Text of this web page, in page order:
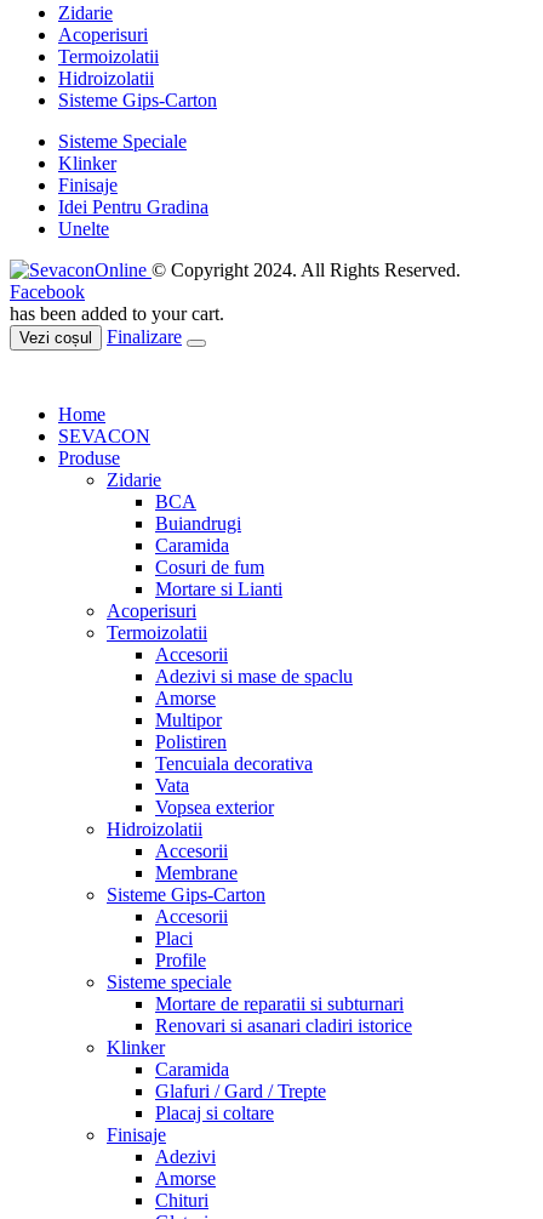
Zidarie
Acoperisuri
Termoizolatii
Hidroizolatii
Sisteme Gips-Carton
Sisteme Speciale
Klinker
Finisaje
Idei Pentru Gradina
Unelte
© Copyright 2024. All Rights Reserved.
Facebook
has been added to your cart.
Vezi coșul Finalizare
Home
SEVACON
Produse
Zidarie
BCA
Buiandrugi
Caramida
Cosuri de fum
Mortare si Lianti
Acoperisuri
Termoizolatii
Accesorii
Adezivi si mase de spaclu
Amorse
Multipor
Polistiren
Tencuiala decorativa
Vata
Vopsea exterior
Hidroizolatii
Accesorii
Membrane
Sisteme Gips-Carton
Accesorii
Placi
Profile
Sisteme speciale
Mortare de reparatii si subturnari
Renovari si asanari cladiri istorice
Klinker
Caramida
Glafuri / Gard / Trepte
Placaj si coltare
Finisaje
Adezivi
Amorse
Chituri